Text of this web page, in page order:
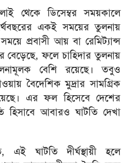
থেকে ডিসেম্বর সময়কালে
একই সময়ের তুলনায়
প্রবাসী আয় বা রেমিট্যান্স
বেড়েছে, ফলে চাহিদার তুলনায়
বেশি রয়েছে। তবুও
বৈদেশিক মুদ্রার সামগ্রিক
এর ফল হিসেবে দেশের
হিসাবে আবারও ঘাটতি দেখা
এই ঘাটতি দীর্ঘস্থায়ী হলে